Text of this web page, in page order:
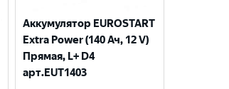
Аккумулятор EUROSTART
Extra Power (140 Ач, 12 V)
Прямая, L+ D4
арт.EUT1403